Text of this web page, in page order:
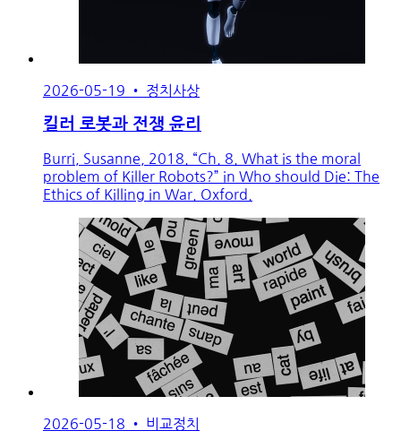
2026-05-19 • 정치사상
킬러 로봇과 전쟁 윤리
Burri, Susanne, 2018. “Ch. 8. What is the moral
problem of Killer Robots?” in Who should Die: The
Ethics of Killing in War. Oxford.
2026-05-18 • 비교정치